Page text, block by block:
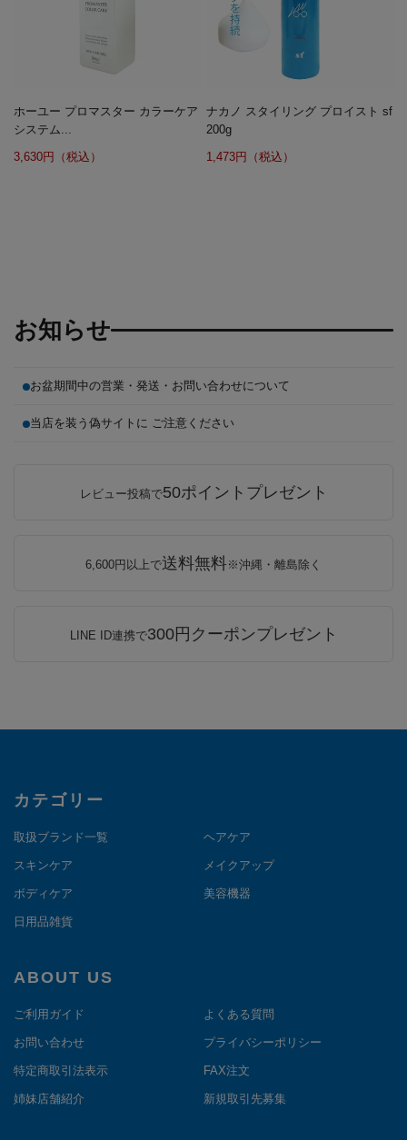
ホーユー プロマスター カラーケア
システム...
3,630円（税込）
ナカノ スタイリング プロイスト sf
200g
1,473円（税込）
お知らせ
お盆期間中の営業・発送・お問い合わせについて
当店を装う偽サイトに ご注意ください
レビュー投稿で50ポイントプレゼント
6,600円以上で送料無料※沖縄・離島除く
LINE ID連携で300円クーポンプレゼント
カテゴリー
取扱ブランド一覧 ヘアケア
スキンケア メイクアップ
ボディケア 美容機器
日用品雑貨
ABOUT US
ご利用ガイド よくある質問
お問い合わせ プライバシーポリシー
特定商取引法表示 FAX注文
姉妹店舗紹介 新規取引先募集